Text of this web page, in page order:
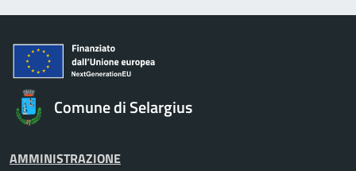
Comune di Selargius
AMMINISTRAZIONE